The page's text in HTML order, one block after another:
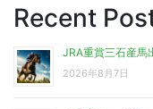
Recent
JRA重賞三石産馬
2026年8月7日